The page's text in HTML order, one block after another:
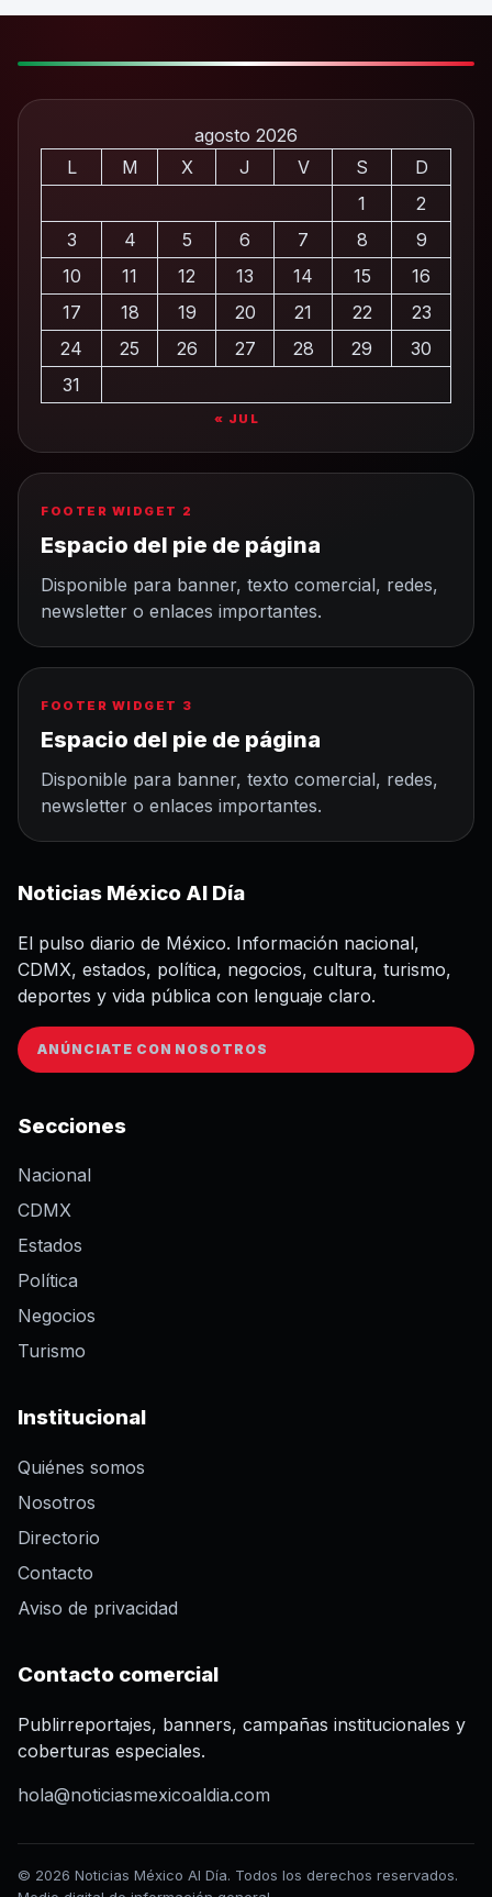
agosto 2026
L
M X J V S
D
1
2
3
4 5 6 7 8
9
10
11 12 13 14 15
16
17
18 19 20 21 22
23
24
25 26 27 28 29
30
31
« JUL
FOOTER WIDGET 2
Espacio del pie de página
Disponible para banner, texto comercial, redes,
newsletter o enlaces importantes.
FOOTER WIDGET 3
Espacio del pie de página
Disponible para banner, texto comercial, redes,
newsletter o enlaces importantes.
Noticias México Al Día
El pulso diario de México. Información nacional,
CDMX, estados, política, negocios, cultura, turismo,
deportes y vida pública con lenguaje claro.
ANÚNCIATE CON NOSOTROS
Secciones
Nacional
CDMX
Estados
Política
Negocios
Turismo
Institucional
Quiénes somos
Nosotros
Directorio
Contacto
Aviso de privacidad
Contacto comercial
Publirreportajes, banners, campañas institucionales y
coberturas especiales.
hola@noticiasmexicoaldia.com
© 2026 Noticias México Al Día. Todos los derechos reservados.